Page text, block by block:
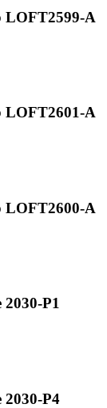
LOFT2599-A
LOFT2601-A
LOFT2600-A
P1
P4